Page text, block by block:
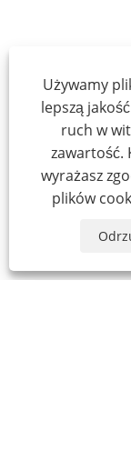
Używamy
lepszą
ruch w
zawartość.
wyrażasz
plików